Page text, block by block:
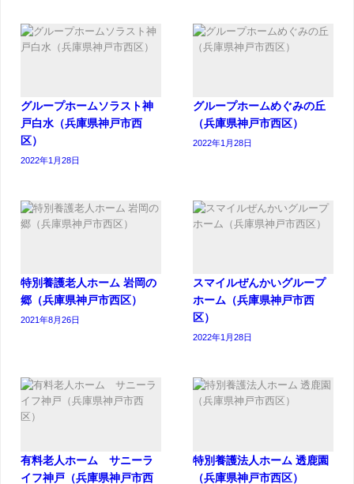
グループホームソラスト神
戸白水（兵庫県神戸市西
区）
2022年1月28日
グループホームめぐみの丘
（兵庫県神戸市西区）
2022年1月28日
特別養護老人ホーム 岩岡の
郷（兵庫県神戸市西区）
2021年8月26日
スマイルぜんかいグループ
ホーム（兵庫県神戸市西
区）
2022年1月28日
有料老人ホーム サニーラ
イフ神戸（兵庫県神戸市西
特別養護法人ホーム 透鹿園
（兵庫県神戸市西区）